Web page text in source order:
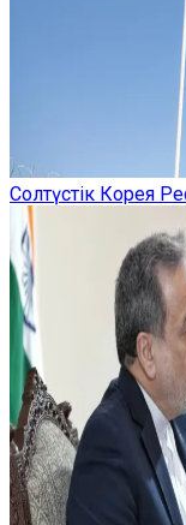
Солтүстік Корея